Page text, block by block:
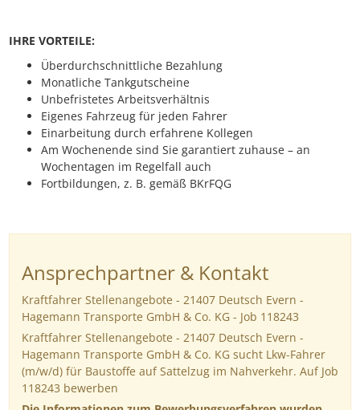
IHRE VORTEILE:
Überdurchschnittliche Bezahlung
Monatliche Tankgutscheine
Unbefristetes Arbeitsverhältnis
Eigenes Fahrzeug für jeden Fahrer
Einarbeitung durch erfahrene Kollegen
Am Wochenende sind Sie garantiert zuhause – an
Wochentagen im Regelfall auch
Fortbildungen, z. B. gemäß BKrFQG
Ansprechpartner & Kontakt
Kraftfahrer Stellenangebote - 21407 Deutsch Evern -
Hagemann Transporte GmbH & Co. KG - Job 118243
Kraftfahrer Stellenangebote - 21407 Deutsch Evern -
Hagemann Transporte GmbH & Co. KG sucht Lkw-Fahrer
(m/w/d) für Baustoffe auf Sattelzug im Nahverkehr. Auf Job
118243 bewerben